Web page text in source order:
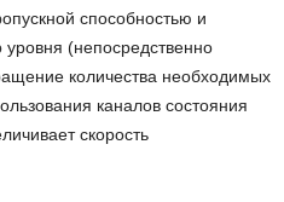
способностью и
(непосредственно
количества необходимых
каналов состояния
скорость